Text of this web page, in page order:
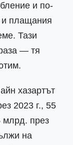
и по-
и плащания
Тази
— тя
хазартът
2023 г., 55
млрд. през
на